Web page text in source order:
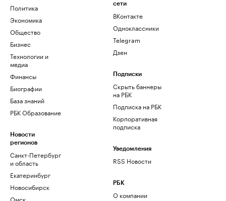
Политика
Экономика
Общество
Бизнес
Технологии и
медиа
Финансы
Биографии
База знаний
РБК Образование
Новости
регионов
Санкт-Петербург
и область
Екатеринбург
Новосибирск
Омск
сети
ВКонтакте
Одноклассники
Telegram
Дзен
Подписки
Скрыть баннеры
на РБК
Подписка на РБК
Корпоративная
подписка
Уведомления
RSS Новости
РБК
О компании